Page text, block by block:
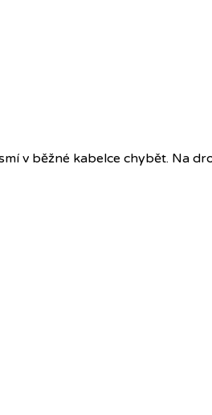
v běžné kabelce chybět. Na